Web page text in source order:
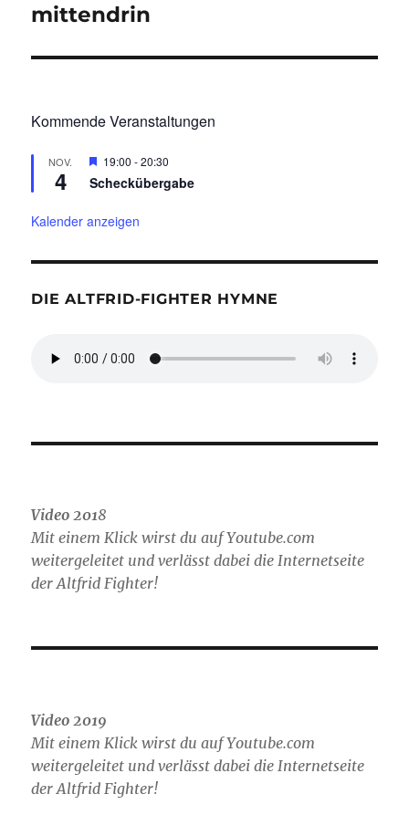
mittendrin
Kommende Veranstaltungen
NOV.
4
H
e
r
o
e
o
b
19:00 -20:30
Scheckübergabe
Kalender anzeigen
DIE ALTFRID-FIGHTER HYMNE
Video 2018
Mit einem Klick wirst du auf Youtube.com
weitergeleitet und verlässt dabei die Internetseite
der Altfrid Fighter!
Video 2019
Mit einem Klick wirst du auf Youtube.com
weitergeleitet und verlässt dabei die Internetseite
der Altfrid Fighter!